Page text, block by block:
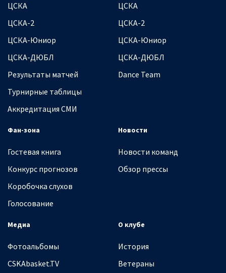
ЦСКА
ЦСКА-2
ЦСКА-Юниор
ЦСКА-ДЮБЛ
Результаты матчей
Турнирные таблицы
Аккредитация СМИ
ЦСКА
ЦСКА-2
ЦСКА-Юниор
ЦСКА-ДЮБЛ
Dance Team
Фан-зона
Гостевая книга
Конкурс прогнозов
Коробочка слухов
Голосование
Новости
Новости команд
Обзор прессы
Медиа
Фотоальбомы
CSKAbasket.TV
О клубе
История
Ветераны